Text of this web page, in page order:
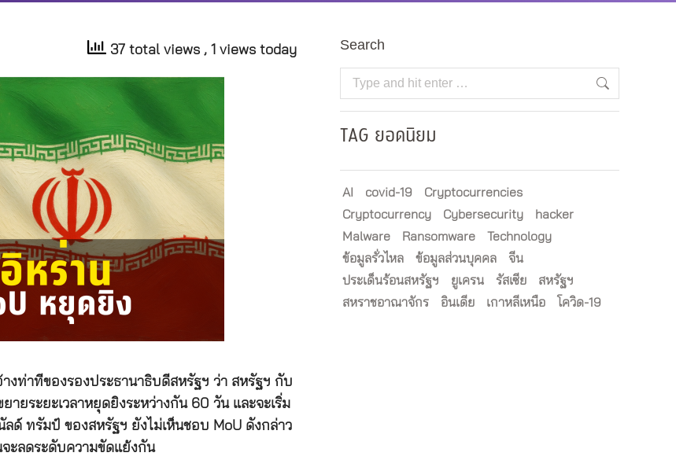
37 total views , 1 views today
งท่าทีของรองประธานาธิบดีสหรัฐฯ ว่า สหรัฐฯ กับ
ายระยะเวลาหยุดยิงระหว่างกัน 60 วัน และจะเริ่ม
ลด์ ทรัมป์ ของสหรัฐฯ ยังไม่เห็นชอบ MoU ดังกล่าว
ะลดระดับความขัดแย้งกัน
Search
Search:
TAG ยอดนิยม
AI covid-19
Cryptocurrencies
Cryptocurrency
Cybersecurity
hacker
Malware
Ransomware
Technology
ข้อมูลรั่วไหล
ข้อมูลส่วนบุคคล
จีน
ประเด็นร้อนสหรัฐฯ
ยูเครน รัสเซีย
สหรัฐฯ
สหราชอาณาจักร
อินเดีย เกาหลีเหนือ โควิด-19